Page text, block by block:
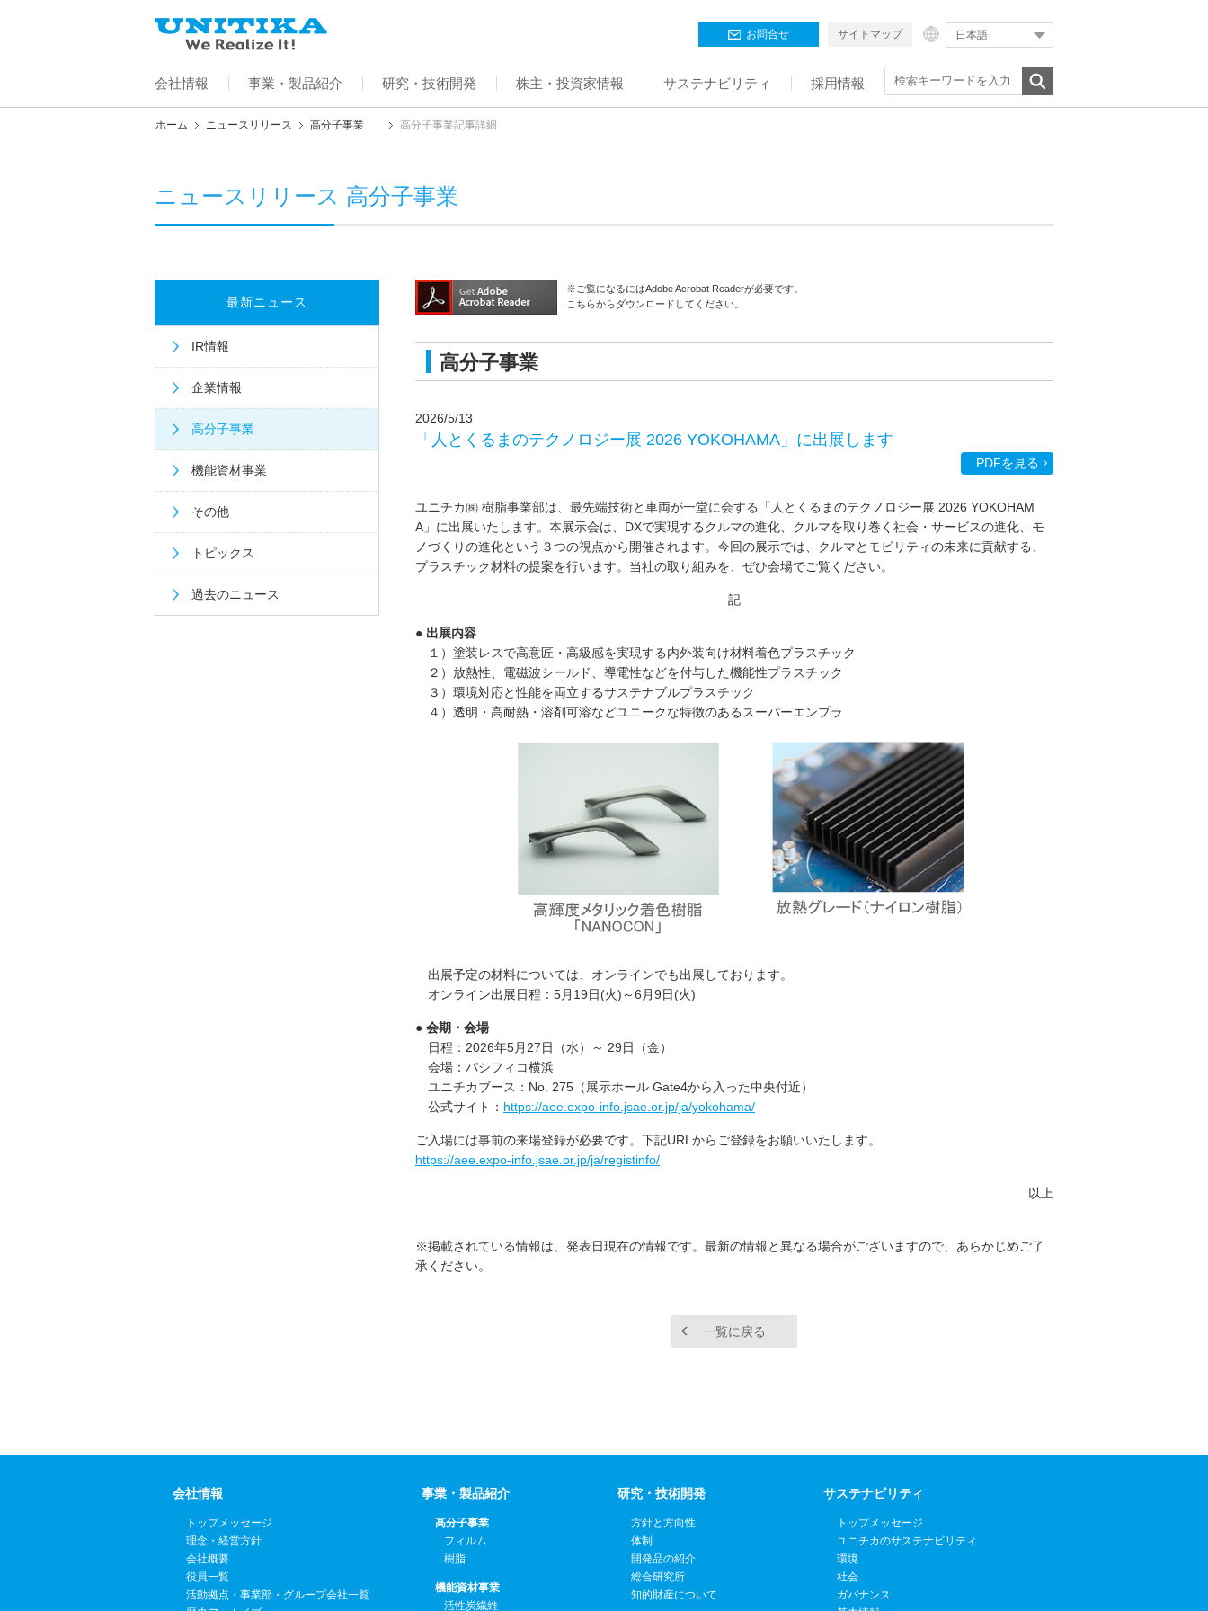
お問合せ サイトマップ 日本語
会社情報 事業・製品紹介 研究・技術開発 株主・投資家情報 サステナビリティ 採用情報
ホーム ニュースリリース 高分子事業 高分子事業記事詳細
ニュースリリース 高分子事業
※ご覧になるにはAdobe Acrobat Readerが必要です。
こちらからダウンロードしてください。
高分子事業
2026/5/13
「人とくるまのテクノロジー展 2026 YOKOHAMA」に出展します
PDFを見る
ユニチカ㈱ 樹脂事業部は、最先端技術と車両が一堂に会する「人とくるまのテクノロジー展 2026 YOKOHAM
A」に出展いたします。本展示会は、DXで実現するクルマの進化、クルマを取り巻く社会・サービスの進化、モ
ノづくりの進化という３つの視点から開催されます。今回の展示では、クルマとモビリティの未来に貢献する、
プラスチック材料の提案を行います。当社の取り組みを、ぜひ会場でご覧ください。
記
● 出展内容
１）塗装レスで高意匠・高級感を実現する内外装向け材料着色プラスチック
２）放熱性、電磁波シールド、導電性などを付与した機能性プラスチック
３）環境対応と性能を両立するサステナブルプラスチック
４）透明・高耐熱・溶剤可溶などユニークな特徴のあるスーパーエンプラ
出展予定の材料については、オンラインでも出展しております。
オンライン出展日程：5月19日(火)～6月9日(火)
● 会期・会場
日程：2026年5月27日（水）～ 29日（金）
会場：パシフィコ横浜
ユニチカブース：No. 275（展示ホール Gate4から入った中央付近）
公式サイト： https://aee.expo-info.jsae.or.jp/ja/yokohama/
ご入場には事前の来場登録が必要です。下記URLからご登録をお願いいたします。
https://aee.expo-info.jsae.or.jp/ja/registinfo/
以上
※掲載されている情報は、発表日現在の情報です。最新の情報と異なる場合がございますので、あらかじめご了
承ください。
一覧に戻る
最新ニュース
IR情報
企業情報
高分子事業
機能資材事業
その他
トピックス
過去のニュース
会社情報
トップメッセージ
理念・経営方針
会社概要
役員一覧
活動拠点・事業部・グループ会社一覧
事業・製品紹介
高分子事業
フィルム
樹脂
機能資材事業
活性炭繊維
研究・技術開発
方針と方向性
体制
開発品の紹介
総合研究所
知的財産について
サステナビリティ
トップメッセージ
ユニチカのサステナビリティ
環境
社会
ガバナンス